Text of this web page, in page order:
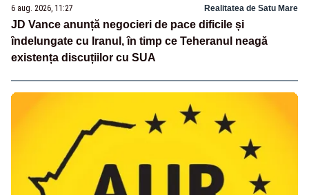
6 aug. 2026, 11:27 Realitatea de Satu Mare
JD Vance anunță negocieri de pace dificile și
îndelungate cu Iranul, în timp ce Teheranul neagă
existența discuțiilor cu SUA